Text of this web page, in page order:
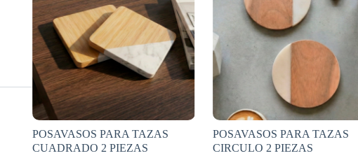
POSAVASOS PARA TAZAS
CUADRADO 2 PIEZAS
POSAVASOS PARA TAZAS
CIRCULO 2 PIEZAS